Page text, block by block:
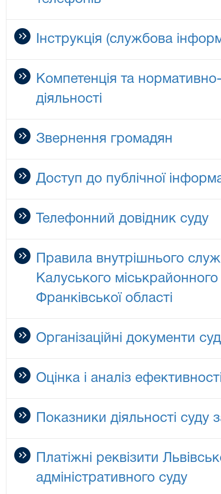
Інструкція (службова
Компетенція та
діяльності
Звернення громадян
Доступ до публічної
Телефонний довідник суду
Правила внутрішнього
Калуського міськрайонного
Франківської області
Організаційні документи
Оцінка і аналіз
Показники діяльності суду
Платіжні реквізити
адміністративного суду